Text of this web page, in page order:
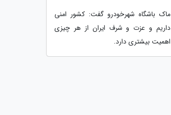
ماک باشگاه شهرخودرو گفت: کشور امنی
داریم و عزت و شرف ایران از هر چیزی
اهمیت بیشتری دارد.